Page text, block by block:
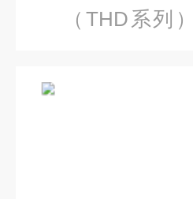
（THD系列）